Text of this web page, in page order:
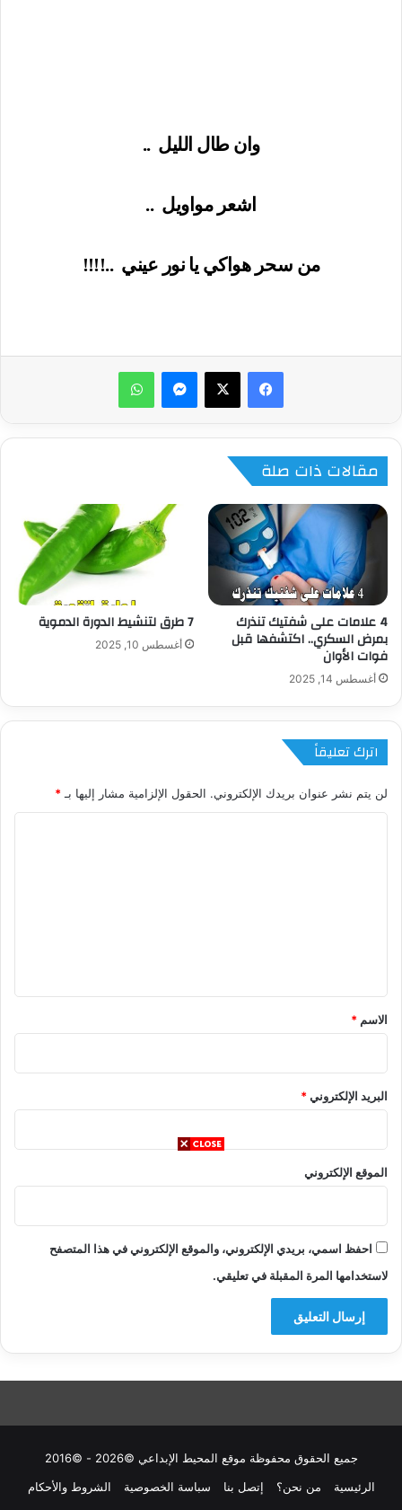
وان طال الليل ..
اشعر مواويل ..
من سحر هواكي يا نور عيني ..!!!!
ماسنجر واتساب
مقالات ذات صلة
4 علامات على شفتيك تنذرك
بمرض السكري.. اكتشفها قبل
فوات الأوان
أغسطس 14, 2025
7 طرق لتنشيط الدورة الدموية
أغسطس 10, 2025
اترك تعليقاً
لن يتم نشر عنوان بريدك الإلكتروني. الحقول الإلزامية مشار إليها بـ *
*
الاسم *
البريد الإلكتروني*
الموقع الإلكتروني
احفظ اسمي، بريدي الإلكتروني، والموقع الإلكتروني في هذا المتصفح
لاستخدامها المرة المقبلة في تعليقي.
جميع الحقوق محفوظة موقع المحيط الإبداعي ©2026 - ©2016
الرئيسية
من نحن؟ إتصل بنا سباسة الخصوصية الشروط والأحكام